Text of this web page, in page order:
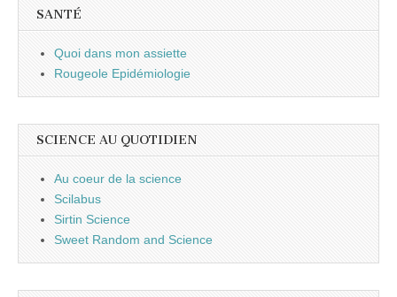
SANTÉ
Quoi dans mon assiette
Rougeole Epidémiologie
SCIENCE AU QUOTIDIEN
Au coeur de la science
Scilabus
Sirtin Science
Sweet Random and Science